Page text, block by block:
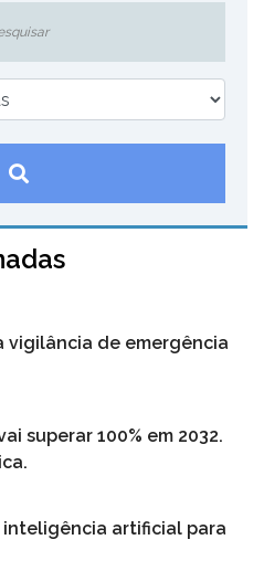
vigilância de emergência
superar 100% em 2032.
inteligência artificial para